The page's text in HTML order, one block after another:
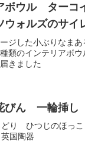
ボウル ターコ
ォルズのサイ
ジした小ぶりなま
類のインテリアボ
きました
びん 一輪挿し
どり ひつじのほっ
国陶器